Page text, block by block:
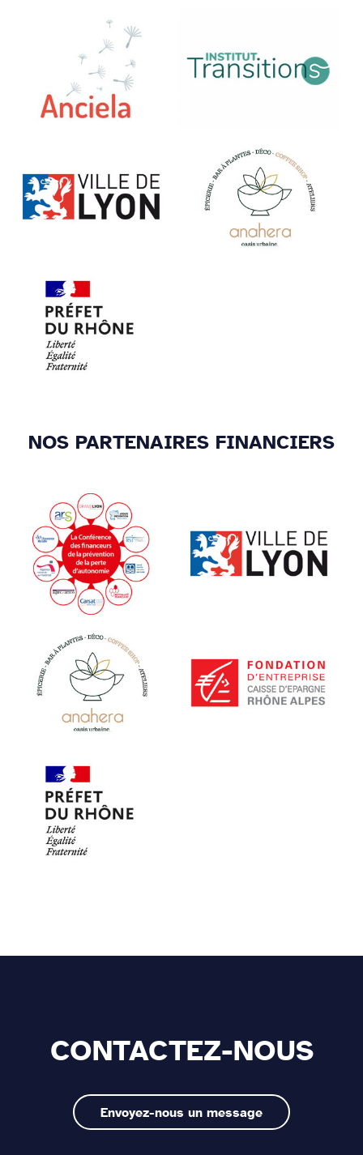
NOS PARTENAIRES FINANCIERS
CONTACTEZ-NOUS
Envoyez-nous un message